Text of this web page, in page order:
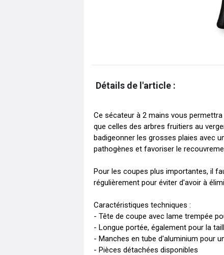
Détails de l'article :
Ce sécateur à 2 mains vous
que celles des arbres fruitiers au
badigeonner les grosses plaies avec
pathogènes et favoriser le
Pour les coupes plus importantes, il
régulièrement pour éviter d'avoir à
Caractéristiques techniques :
- Tête de coupe avec lame trempée
- Longue portée, également pour la
- Manches en tube d'aluminium pour
- Pièces détachées disponibles